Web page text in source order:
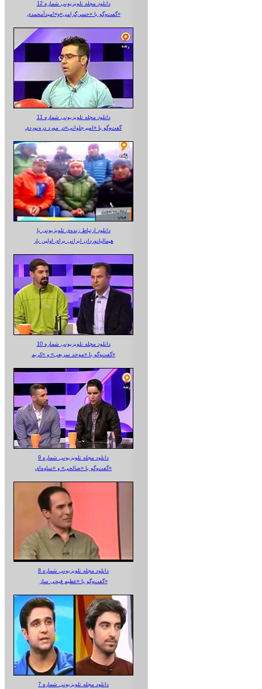
دانلود مجله تلویزیونی شماره 12
گفت‌وگو با «حسن‌گرامی»و«امیدآمحمدی»
دانلود مجله تلویزیونی شماره 11
گفت‌وگو با «امیرجلوانی»در مورد دره‌نوردی
دانلود ارتباط زنده‌ی تلویزیونی‌ با
هیمالیانوردان ایرانی برای اولین بار
دانلود مجله تلویزیونی شماره 10
گفت‌وگو با «موحد سریعی» و «کریم»
دانلود مجله تلویزیونی شماره 9
گفت‌وگو با «صالحی» و «ساوه‌ای»
دانلود مجله تلویزیونی شماره 8
گفت‌وگو با «عظیم قیچی ساز»
دانلود مجله تلویزیونی شماره 7